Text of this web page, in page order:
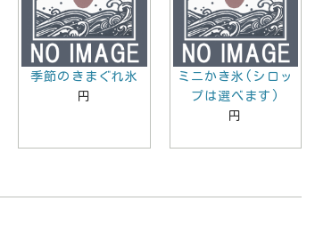
季節のきまぐれ氷
円
ミニかき氷(シロッ
プは選べます)
円